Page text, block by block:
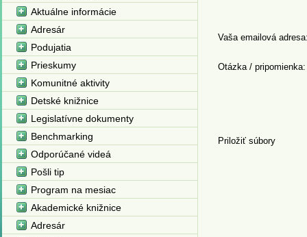
Vaša emailová
Otázka / pripomienka:
Priložiť súbory
Aktuálne informácie
Adresár
Podujatia
Prieskumy
Komunitné aktivity
Detské knižnice
Legislatívne dokumenty
Benchmarking
Odporúčané videá
Pošli tip
Program na mesiac
Akademické knižnice
Adresár